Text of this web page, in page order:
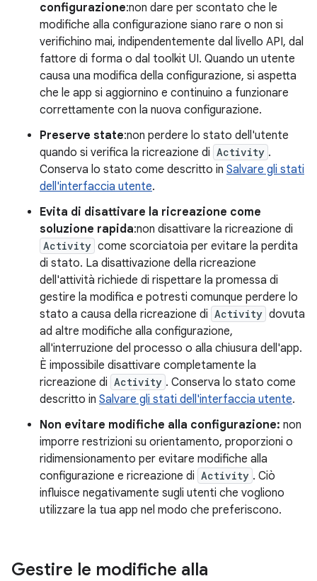
configurazione:non dare per scontato che le
modifiche alla configurazione siano rare o non si
verifichino mai, indipendentemente dal livello API, dal
fattore di forma o dal toolkit UI. Quando un utente
causa una modifica della configurazione, si aspetta
che le app si aggiornino e continuino a funzionare
correttamente con la nuova configurazione.
Preserve state:non perdere lo stato dell'utente
quando si verifica la ricreazione di Activity .
Conserva lo stato come descritto in Salvare gli stati
dell'interfaccia utente.
Evita di disattivare la ricreazione come
soluzione rapida:non disattivare la ricreazione di
Activity come scorciatoia per evitare la perdita
di stato. La disattivazione della ricreazione
dell'attività richiede di rispettare la promessa di
gestire la modifica e potresti comunque perdere lo
stato a causa della ricreazione di Activity dovuta
ad altre modifiche alla configurazione,
all'interruzione del processo o alla chiusura dell'app.
È impossibile disattivare completamente la
ricreazione di Activity . Conserva lo stato come
descritto in Salvare gli stati dell'interfaccia utente.
Non evitare modifiche alla configurazione: non
imporre restrizioni su orientamento, proporzioni o
ridimensionamento per evitare modifiche alla
configurazione e ricreazione di Activity . Ciò
influisce negativamente sugli utenti che vogliono
utilizzare la tua app nel modo che preferiscono.
Gestire le modifiche alla